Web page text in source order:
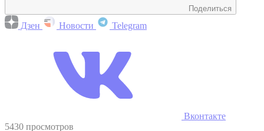
Поделиться
Дзен Новости Telegram
Вконтакте
5430 просмотров